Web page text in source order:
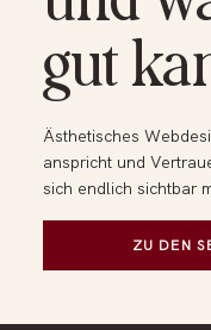
gut
Ästhetisches
anspricht und
sich endlich sichtbar
ZU DEN